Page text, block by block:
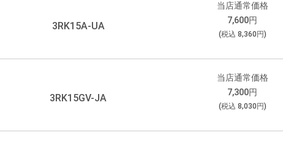
3RK15A-UA
当店通常価格
7,600円
(税込 8,360 円)
3RK15GV-JA
当店通常価格
7,300円
(税込 8,030 円)